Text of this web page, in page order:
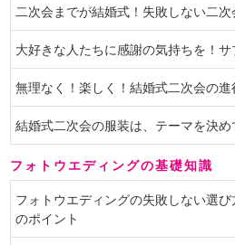
二次会までが結婚式！失敗しない二
大好きな人たちに感謝の気持ちを！
無理なく！楽しく！結婚式二次会の
結婚式二次会の服装は、テーマを決め
フォトウエディングの基礎知識
フォトウエディングの失敗しない選
のポイント